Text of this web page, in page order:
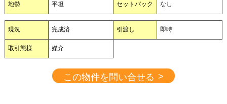
地勢 平坦 セットバック なし
現況 完成済 引渡し 即時
取引態様 媒介
この物件を問い合せる >